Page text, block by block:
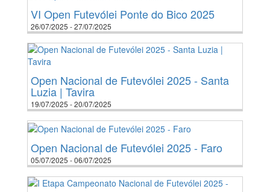
VI Open Futevólei Ponte do Bico 2025
26/07/2025 - 27/07/2025
Open Nacional de Futevólei 2025 - Santa
Luzia | Tavira
19/07/2025 - 20/07/2025
Open Nacional de Futevólei 2025 - Faro
05/07/2025 - 06/07/2025